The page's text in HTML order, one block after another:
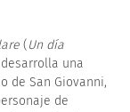
(Un día
una
de San Giovanni,
de